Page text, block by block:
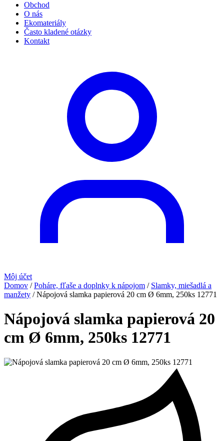
Obchod
O nás
Ekomateriály
Často kladené otázky
Kontakt
Môj účet
Domov /Poháre, fľaše a doplnky k nápojom / Slamky, miešadlá a
manžety /Nápojová slamka papierová 20 cm Ø 6mm, 250ks 12771
Nápojová slamka papierová 20
cm Ø 6mm, 250ks 12771